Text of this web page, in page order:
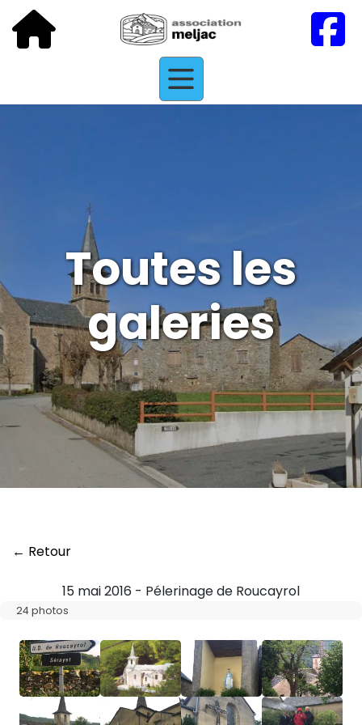
Toutes les
galeries
← Retour
15 mai 2016 - Pélerinage de Roucayrol
24 photos